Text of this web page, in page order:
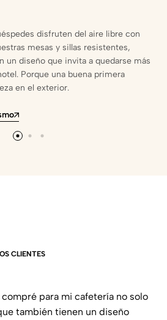
disfruten del aire libre con
mesas y sillas resistentes,
un diseño que invita a quedarse más
Porque una buena primera
en el exterior.
CLIENTES
compré para mi cafetería no solo
también tienen un diseño